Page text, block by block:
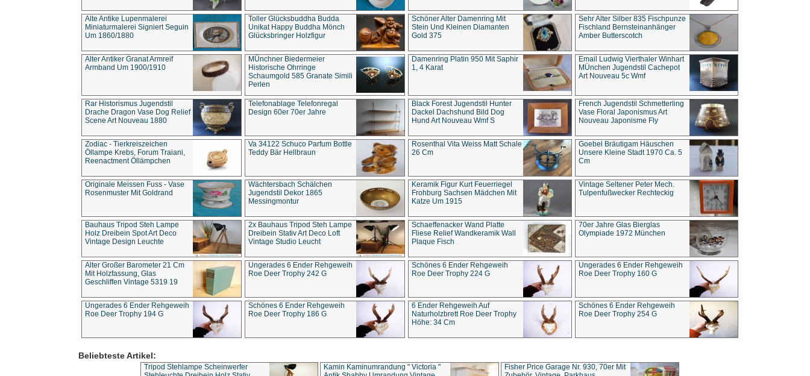
Alte Antike Lupenmalerei
Miniaturmalerei Signiert Seguin
Um 1860/1880
Toller Glücksbuddha Budda
Unikat Happy Buddha Mönch
Glücksbringer Holzfigur
Schöner Alter Damenring Mit
Stein Und Kleinen Diamanten
Gold 375
Sehr Alter Silber 835 Fischpunze
Fischland Bernsteinanhänger
Amber Butterscotch
Alter Antiker Granat Armreif
Armband Um 1900/1910
MÜnchner Biedermeier
Historische Ohrringe
Schaumgold 585 Granate Simili
Perlen
Damenring Platin 950 Mit Saphir
1, 4 Karat
Email Ludwig Vierthaler Winhart
MÜnchen Jugendstil Cachepot
Art Nouveau 5c Wmf
Rar Historismus Jugendstil
Drache Dragon Vase Dog Relief
Scene Art Nouveau 1880
Telefonablage Telefonregal
Design 60er 70er Jahre
Black Forest Jugendstil Hunter
Dackel Dachshund Bild Dog
Hund Art Nouveau Wmf S
French Jugendstil Schmetterling
Vase Floral Japonismus Art
Nouveau Japonisme Fly
Zodiac - Tierkreiszeichen
Öllampe Krebs, Forum Traiani,
Reenactment Öllämpchen
Va 34122 Schuco Parfum Bottle
Teddy Bär Hellbraun
Rosenthal Vita Weiss Matt Schale
26 Cm
Goebel Bräutigam Häuschen
Unsere Kleine Stadt 1970 Ca. 5
Cm
Originale Meissen Fuss - Vase
Rosenmuster Mit Goldrand
Wächtersbach Schälchen
Jugendstil Dekor 1865
Messingmontur
Keramik Figur Kurt Feuerriegel
Frohburg Sachsen Mädchen Mit
Katze Um 1915
Vintage Seltener Peter Mech.
Tulpenfußwecker Rechteckig
Bauhaus Tripod Steh Lampe
Holz Dreibein Spot Art Deco
Vintage Design Leuchte
2x Bauhaus Tripod Steh Lampe
Dreibein Stativ Art Deco Loft
Vintage Studio Leucht
Schaeffenacker Wand Platte
Fliese Relief Wandkeramik Wall
Plaque Fisch
70er Jahre Glas Bierglas
Olympiade 1972 München
Alter Großer Barometer 21 Cm
Mit Holzfassung, Glas
Geschliffen Vintage 5319 19
Ungerades 6 Ender Rehgeweih
Roe Deer Trophy 242 G
Schönes 6 Ender Rehgeweih
Roe Deer Trophy 224 G
Ungerades 6 Ender Rehgeweih
Roe Deer Trophy 160 G
Ungerades 6 Ender Rehgeweih
Roe Deer Trophy 194 G
Schönes 6 Ender Rehgeweih
Roe Deer Trophy 186 G
6 Ender Rehgeweih Auf
Naturholzbrett Roe Deer Trophy
Höhe: 34 Cm
Schönes 6 Ender Rehgeweih
Roe Deer Trophy 254 G
Beliebteste Artikel:
Tripod Stehlampe Scheinwerfer
Kamin Kaminumrandung " Victoria "
Fisher Price Garage Nr. 930, 70er Mit